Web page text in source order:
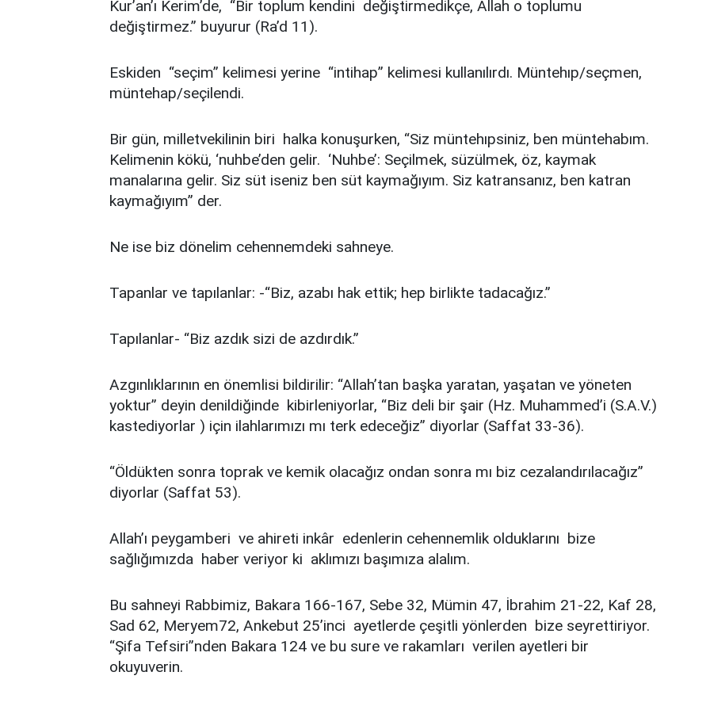
Kur’an’ı Kerim’de, “Bir toplum kendini değiştirmedikçe, Allah o toplumu
değiştirmez.” buyurur (Ra’d 11).
Eskiden “seçim” kelimesi yerine “intihap” kelimesi kullanılırdı. Müntehıp/seçmen,
müntehap/seçilendi.
Bir gün, milletvekilinin biri halka konuşurken, “Siz müntehıpsiniz, ben müntehabım.
Kelimenin kökü, ‘nuhbe’den gelir. ‘Nuhbe’: Seçilmek, süzülmek, öz, kaymak
manalarına gelir. Siz süt iseniz ben süt kaymağıyım. Siz katransanız, ben katran
kaymağıyım” der.
Ne ise biz dönelim cehennemdeki sahneye.
Tapanlar ve tapılanlar: -“Biz, azabı hak ettik; hep birlikte tadacağız.”
Tapılanlar- “Biz azdık sizi de azdırdık.”
Azgınlıklarının en önemlisi bildirilir: “Allah’tan başka yaratan, yaşatan ve yöneten
yoktur” deyin denildiğinde kibirleniyorlar, “Biz deli bir şair (Hz. Muhammed’i (S.A.V.)
kastediyorlar ) için ilahlarımızı mı terk edeceğiz” diyorlar (Saffat 33-36).
“Öldükten sonra toprak ve kemik olacağız ondan sonra mı biz cezalandırılacağız”
diyorlar (Saffat 53).
Allah’ı peygamberi ve ahireti inkâr edenlerin cehennemlik olduklarını bize
sağlığımızda haber veriyor ki aklımızı başımıza alalım.
Bu sahneyi Rabbimiz, Bakara 166-167, Sebe 32, Mümin 47, İbrahim 21-22, Kaf 28,
Sad 62, Meryem72, Ankebut 25’inci ayetlerde çeşitli yönlerden bize seyrettiriyor.
“Şifa Tefsiri”nden Bakara 124 ve bu sure ve rakamları verilen ayetleri bir
okuyuverin.